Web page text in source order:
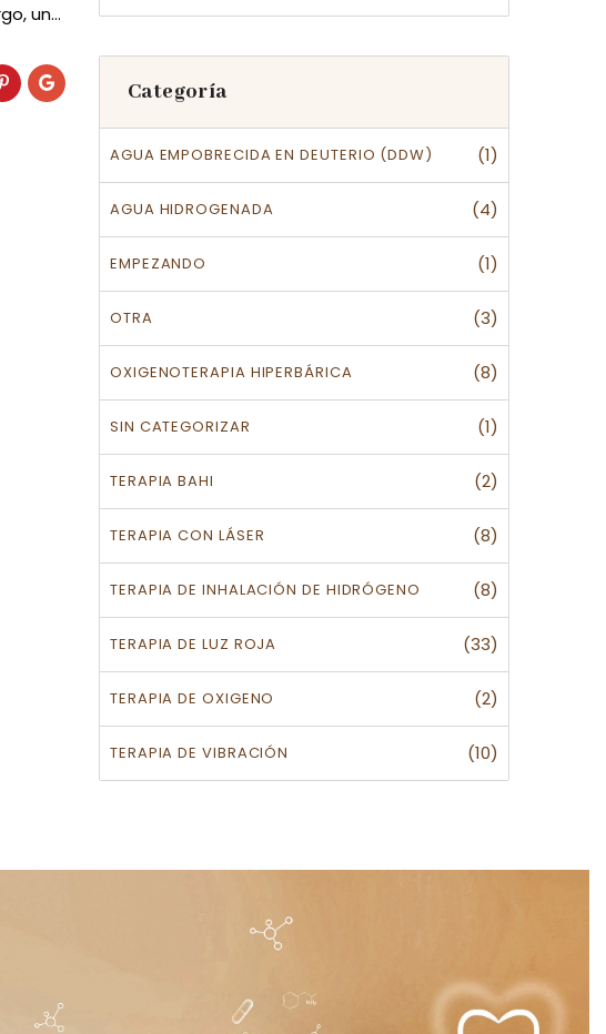
un…
Categoría
AGUA EMPOBRECIDA EN DEUTERIO (DDW) (1)
AGUA HIDROGENADA (4)
EMPEZANDO (1)
OTRA (3)
OXIGENOTERAPIA HIPERBÁRICA (8)
SIN CATEGORIZAR (1)
TERAPIA BAHI (2)
TERAPIA CON LÁSER (8)
TERAPIA DE INHALACIÓN DE HIDRÓGENO (8)
TERAPIA DE LUZ ROJA (33)
TERAPIA DE OXIGENO (2)
TERAPIA DE VIBRACIÓN (10)